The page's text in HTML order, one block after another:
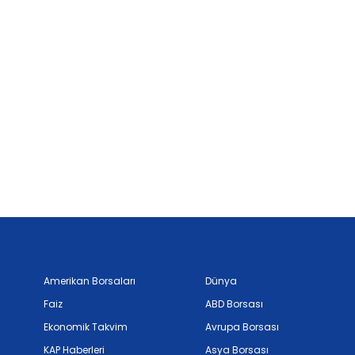
Amerikan Borsaları
Faiz
Ekonomik Takvim
KAP Haberleri
Dünya
ABD Borsası
Avrupa Borsası
Asya Borsası